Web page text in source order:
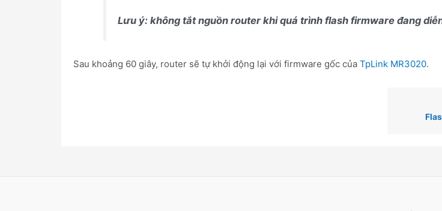
Lưu ý: không tắt nguồn router khi quá trình flash firmware đang
Sau khoảng 60 giây, router sẽ tự khởi động lại với firmware gốc của TpLink MR3020.